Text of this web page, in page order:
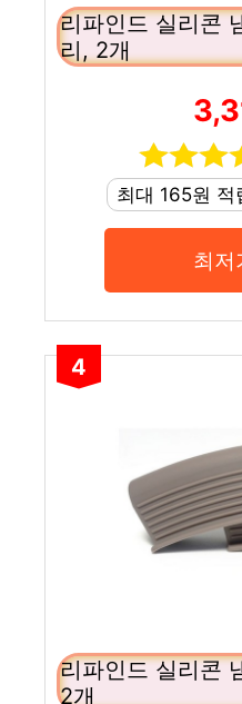
리파인드 실리콘
리, 2개
최대 165원 적
최저
4
리파인드 실리콘
2개